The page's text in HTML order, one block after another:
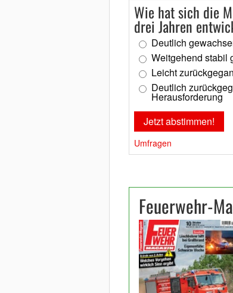
Wie hat sich die
drei Jahren
Deutlich
Weitgehend stabil
Leicht
Deutlich
Herausforderung
Umfragen
Feuerwehr-